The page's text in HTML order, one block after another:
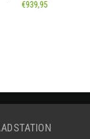
Zwart type 2
€939,95